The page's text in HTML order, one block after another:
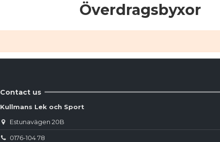
Överdragsbyxor
Contact us
Kullmans Lek och Sport
Estunavägen 20B
0176-104 78